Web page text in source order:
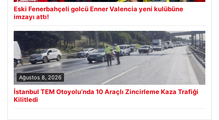
Eski Fenerbahçeli golcü Enner Valencia yeni kulübüne
imzayı attı!
Ağustos 8, 2026
İstanbul TEM Otoyolu’nda 10 Araçlı Zincirleme Kaza Trafiği
Kilitledi